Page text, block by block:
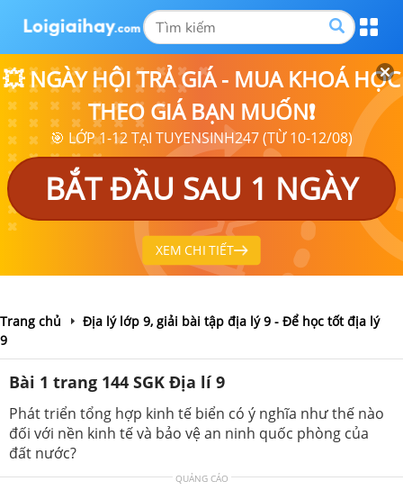
💥 NGÀY HỘI TRẢ GIÁ - MUA KHOÁ HỌC
THEO GIÁ BẠN MUỐN❗
🎯 LỚP 1-12 TẠI TUYENSINH247 (TỪ 10-12/08)
BẮT ĐẦU SAU 1 NGÀY
XEM CHI TIẾT
Trang chủ
Địa lý lớp 9, giải bài tập địa lý 9 - Để học tốt địa lý
9
Bài 1 trang 144 SGK Địa lí 9
Phát triển tổng hợp kinh tế biển có ý nghĩa như thế nào
đối với nền kinh tế và bảo vệ an ninh quốc phòng của
đất nước?
QUẢNG CÁO